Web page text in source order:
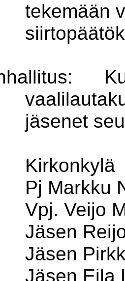
tekemään
jäsenet
Kirkonkylä
Pj Markku
Vpj. Veijo
Jäsen
Jäsen
Jäsen Eila